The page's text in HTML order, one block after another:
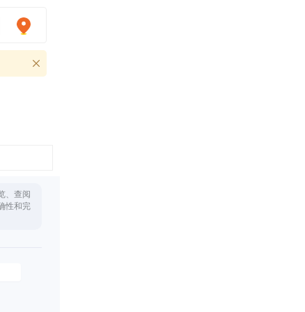
、查阅
性和完